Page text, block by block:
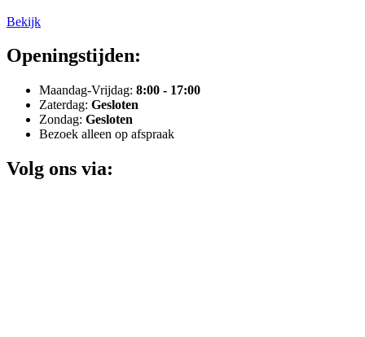
Bekijk
Openingstijden:
Maandag-Vrijdag: 8:00 - 17:00
Zaterdag: Gesloten
Zondag: Gesloten
Bezoek alleen op afspraak
Volg ons via: